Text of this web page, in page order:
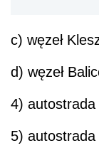
c) węzeł
d) węzeł
4) autostrada
5) autostrada